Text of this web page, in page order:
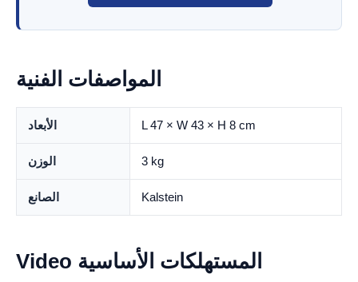
المواصفات الفنية
الأبعاد L 47 × W 43 × H 8 cm
الوزن 3 kg
الصانع Kalstein
Video المستهلكات الأساسية